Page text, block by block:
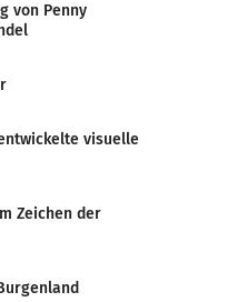
von Penny
visuelle
Zeichen der